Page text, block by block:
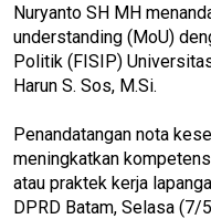
Nuryanto SH MH
understanding (MoU)
Politik (FISIP)
Harun S. Sos, M.Si.
Penandatangan nota
meningkatkan
atau praktek kerja
DPRD Batam, Selasa (7/